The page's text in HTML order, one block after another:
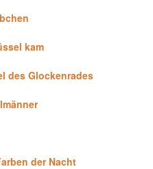
kam
des Glockenrades
der Nacht